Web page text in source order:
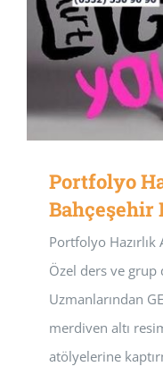
Portfolyo
Bahçeşehir
Portfolyo
Özel ders ve
Uzmanlarından
merdiven altı
atölyelerine